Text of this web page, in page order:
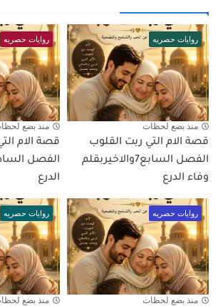
روايات حصريه
منذ بضع لحظات
قصة الام التي ربت القلوب
الفصل السابع7والاخيربقلم
وفاء الدرع
روايات حصريه
منذ بضع
قصة الام
الدرع
روايات حصريه
منذ بضع لحظات
روايات حصريه
منذ بضع